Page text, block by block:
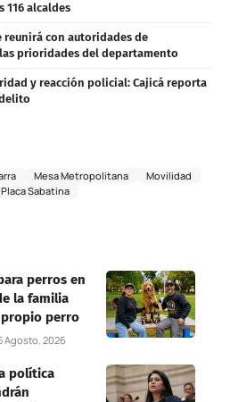
116 alcaldes
reunirá con autoridades de
prioridades del departamento
y reacción policial: Cajicá reporta
Mesa Metropolitana
Movilidad
Sabatina
perros en
la familia
propio perro
Agosto, 2026
política